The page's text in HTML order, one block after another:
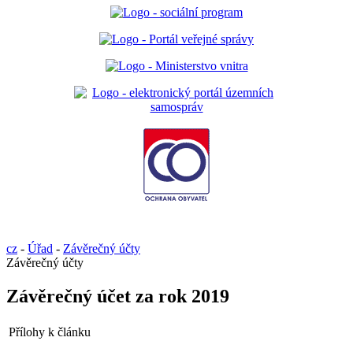
cz - Úřad - Závěrečný účty
Závěrečný účty
Závěrečný účet za rok 2019
Přílohy k článku